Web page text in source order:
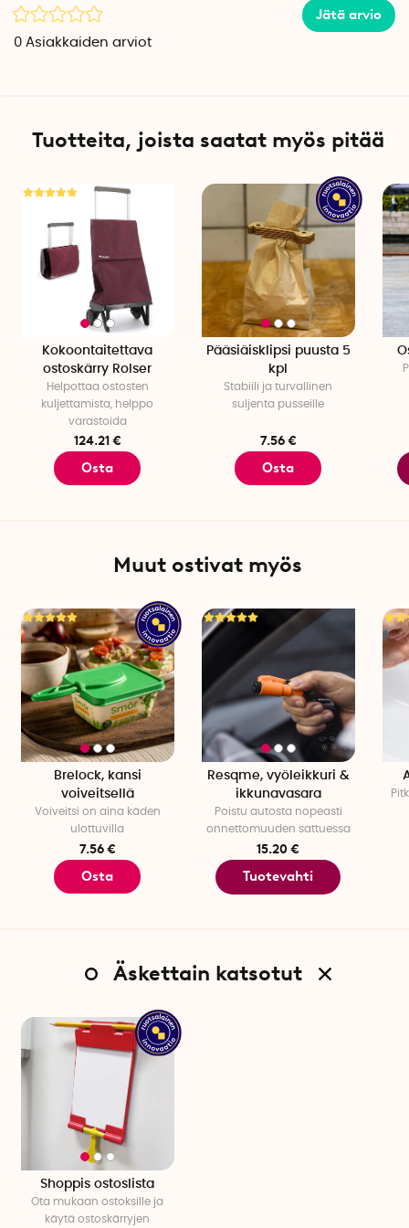
Jätä arvio
0 Asiakkaiden arviot
Tuotteita, joista saatat myös pitää
Kokoontaitettava
ostoskärry Rolser
Helpottaa ostosten
kuljettamista, helppo
varastoida
124.21 €
Osta
Pääsiäisklipsi puusta 5
kpl
Stabiili ja turvallinen
suljenta pusseille
7.56 €
Osta
Muut ostivat myös
Brelock, kansi
voiveitsellä
Voiveitsi on aina käden
ulottuvilla
7.56 €
Osta
Resqme, vyöleikkuri &
ikkunavasara
Poistu autosta nopeasti
onnettomuuden sattuessa
15.20 €
Tuotevahti
Äskettain katsotut
Shoppis ostoslista
Ota mukaan ostoksille ja
käytä ostoskärryjen